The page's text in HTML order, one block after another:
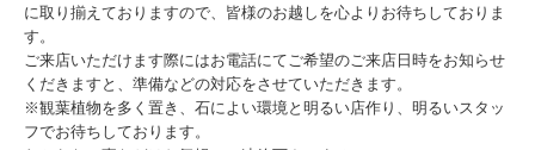
に取り揃えておりますので、皆様のお越しを心よりお待ちしておりま
す。
ご来店いただけます際にはお電話にてご希望のご来店日時をお知らせ
くだきますと、準備などの対応をさせていただきます。
※観葉植物を多く置き、石によい環境と明るい店作り、明るいスタッ
フでお待ちしております。